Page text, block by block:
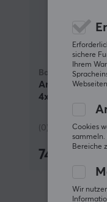
Baseus
Amblight
4xUSB, USB-C,
(0)
74.90 €
sichere
Ihrem
Cookies
sammeln.
Bereiche
Wir